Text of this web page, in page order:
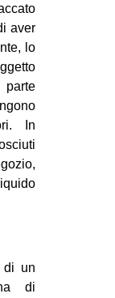
aver
lo
In
di un
di